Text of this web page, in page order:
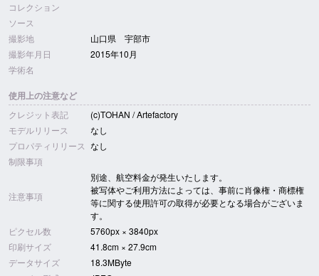
コレクション
ソース
撮影地
山口県 宇部市
撮影年月日
2015年10月
学術名
使用上の注意など
クレジット表記
(c)TOHAN / Artefactory
モデルリリース
なし
プロパティリリース なし
制限事項
注意事項
別途、航空料金が発生いたします。
被写体やご利用方法によっては、事前に肖像権・商標権
等に関する使用許可の取得が必要となる場合がございま
す。
ピクセル数
5760px × 3840px
印刷サイズ
41.8cm × 27.9cm
データサイズ
18.3MByte